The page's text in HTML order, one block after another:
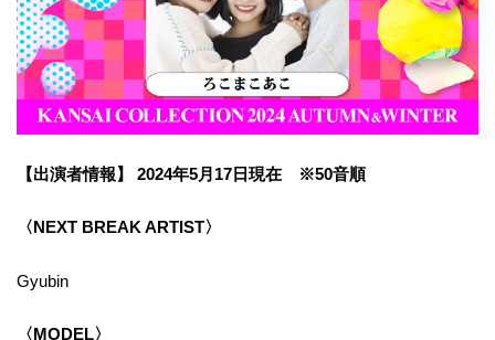
【出演者情報】 2024年5月17日現在 ※50音順
〈NEXT BREAK ARTIST〉
Gyubin
〈MODEL〉